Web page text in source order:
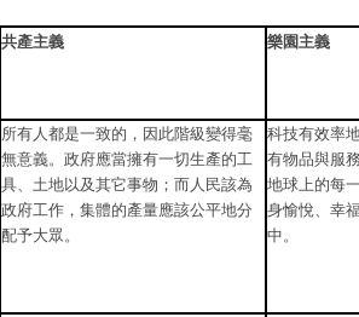
共產主義 樂園主義
所有人都是一致的，因此階級變得毫
無意義。政府應當擁有一切生產的工
具、土地以及其它事物；而人民該為
政府工作，集體的產量應該公平地分
配予大眾。
科技有效率
有物品與服
地球上的每
身愉悅、幸
中。